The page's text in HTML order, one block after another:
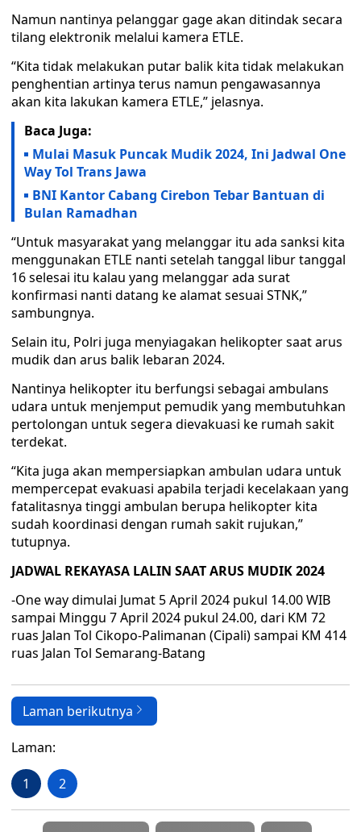
Namun nantinya pelanggar gage akan ditindak secara
tilang elektronik melalui kamera ETLE.
“Kita tidak melakukan putar balik kita tidak melakukan
penghentian artinya terus namun pengawasannya
akan kita lakukan kamera ETLE,” jelasnya.
Baca Juga:
Mulai Masuk Puncak Mudik 2024, Ini Jadwal One
Way Tol Trans Jawa
BNI Kantor Cabang Cirebon Tebar Bantuan di
Bulan Ramadhan
“Untuk masyarakat yang melanggar itu ada sanksi kita
menggunakan ETLE nanti setelah tanggal libur tanggal
16 selesai itu kalau yang melanggar ada surat
konfirmasi nanti datang ke alamat sesuai STNK,”
sambungnya.
Selain itu, Polri juga menyiagakan helikopter saat arus
mudik dan arus balik lebaran 2024.
Nantinya helikopter itu berfungsi sebagai ambulans
udara untuk menjemput pemudik yang membutuhkan
pertolongan untuk segera dievakuasi ke rumah sakit
terdekat.
“Kita juga akan mempersiapkan ambulan udara untuk
mempercepat evakuasi apabila terjadi kecelakaan yang
fatalitasnya tinggi ambulan berupa helikopter kita
sudah koordinasi dengan rumah sakit rujukan,”
tutupnya.
JADWAL REKAYASA LALIN SAAT ARUS MUDIK 2024
-One way dimulai Jumat 5 April 2024 pukul 14.00 WIB
sampai Minggu 7 April 2024 pukul 24.00, dari KM 72
ruas Jalan Tol Cikopo-Palimanan (Cipali) sampai KM 414
ruas Jalan Tol Semarang-Batang
Laman berikutnya
Laman:
1 2